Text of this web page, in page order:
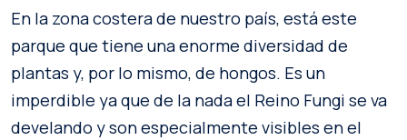
En la zona costera de nuestro país, está este
parque que tiene una enorme diversidad de
plantas y, por lo mismo, de hongos. Es un
imperdible ya que de la nada el Reino Fungi se va
develando y son especialmente visibles en el